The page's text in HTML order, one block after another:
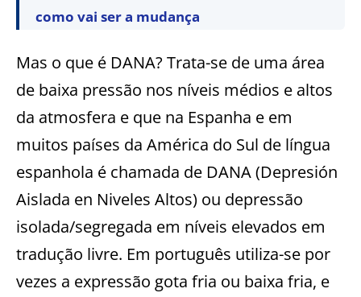
como vai ser a mudança
Mas o que é DANA? Trata-se de uma área
de baixa pressão nos níveis médios e altos
da atmosfera e que na Espanha e em
muitos países da América do Sul de língua
espanhola é chamada de DANA (Depresión
Aislada en Niveles Altos) ou depressão
isolada/segregada em níveis elevados em
tradução livre. Em português utiliza-se por
vezes a expressão gota fria ou baixa fria, e